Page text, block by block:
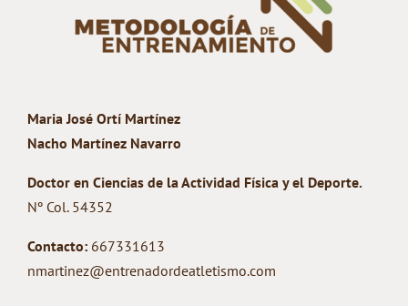
Maria José Ortí Martínez
Nacho Martínez Navarro
Doctor en Ciencias de la Actividad Física y el Deporte.
Nº Col. 54352
Contacto: 667331613
nmartinez@entrenadordeatletismo.com